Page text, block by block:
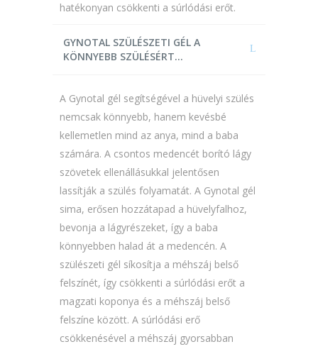
hatékonyan csökkenti a súrlódási erőt.
GYNOTAL SZÜLÉSZETI GÉL A
KÖNNYEBB SZÜLÉSÉRT…
A Gynotal gél segítségével a hüvelyi szülés
nemcsak könnyebb, hanem kevésbé
kellemetlen mind az anya, mind a baba
számára. A csontos medencét borító lágy
szövetek ellenállásukkal jelentősen
lassítják a szülés folyamatát. A Gynotal gél
sima, erősen hozzátapad a hüvelyfalhoz,
bevonja a lágyrészeket, így a baba
könnyebben halad át a medencén. A
szülészeti gél síkosítja a méhszáj belső
felszínét, így csökkenti a súrlódási erőt a
magzati koponya és a méhszáj belső
felszíne között. A súrlódási erő
csökkenésével a méhszáj gyorsabban